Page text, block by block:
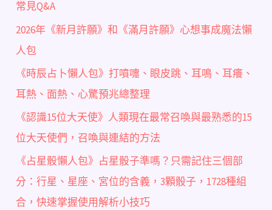
常見Q&A
2026年《新月許願》和《滿月許願》心想事成魔法懶
人包
《時辰占卜懶人包》打噴嚏、眼皮跳、耳鳴、耳癢、
耳熱、面熱、心驚預兆總整理
《認識15位大天使》人類現在最常召喚與最熟悉的15
位大天使們，召喚與連結的方法
《占星骰懶人包》占星骰子準嗎？只需記住三個部
分：行星、星座、宮位的含義，3顆骰子，1728種組
合，快速掌握使用解析小技巧